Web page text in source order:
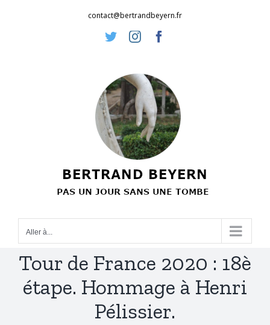
contact@bertrandbeyern.fr
TwitterInstagram
Aller à...
Tour de France 2020 : 18è
étape. Hommage à Henri
Pélissier.